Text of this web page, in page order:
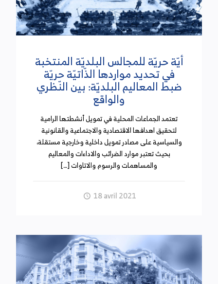
أيّة حريّة للمجالس البلديّة المنتخبة
في تحديد مواردها الذّاتيّة حريّة
ضبط المعاليم البلديّة: بين النّظري
والواقع
تعتمد الجماعات المحلية في تمويل أنشطتها الرامية
لتحقيق اهدافها الاقتصادية والاجتماعية والقانونية
والسياسية على مصادر تمويل داخلية وخارجية مستقلة،
بحيث تعتبر موارد الضرائب والاداءات والمعاليم
والمساهمات والرسوم والاتاوات […]
18 avril 2021